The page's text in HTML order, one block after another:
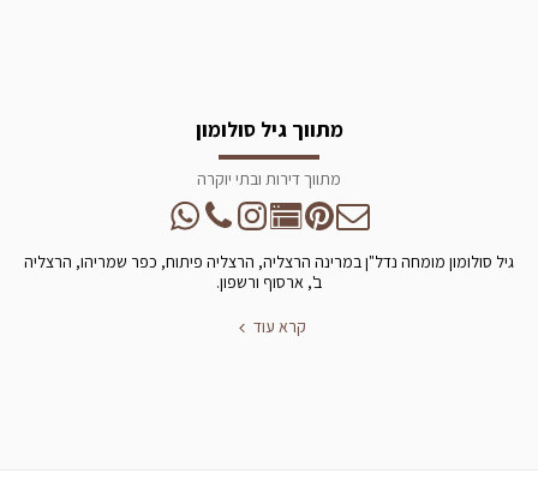
מתווך גיל סולומון
מתווך דירות ובתי יוקרה
גיל סולומון מומחה נדל"ן במרינה הרצליה, הרצליה פיתוח, כפר שמריהו, הרצליה
ב', ארסוף ורשפון.
קרא עוד